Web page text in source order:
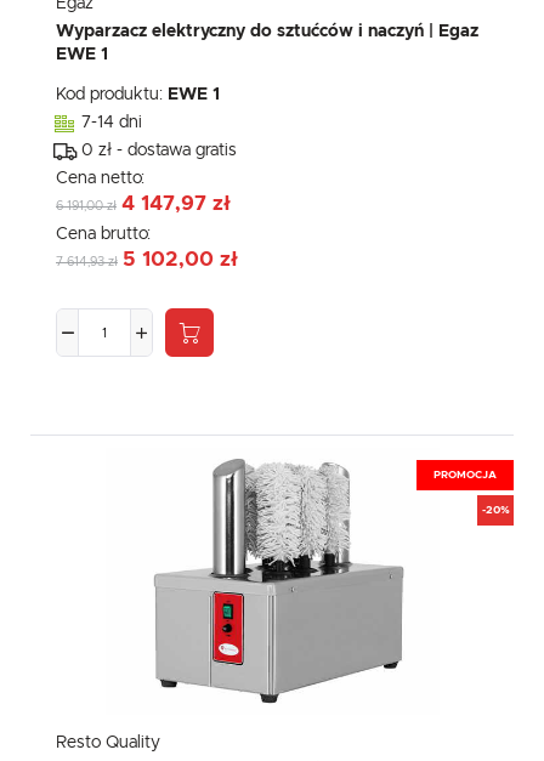
Egaz
Wyparzacz elektryczny do sztućców i naczyń | Egaz
EWE 1
Kod produktu: EWE 1
7-14 dni
0 zł - dostawa gratis
Cena netto:
6 191,00 zł 4 147,97 zł
Cena brutto:
7 614,93 zł 5 102,00 zł
PROMOCJA
-20%
Resto Quality